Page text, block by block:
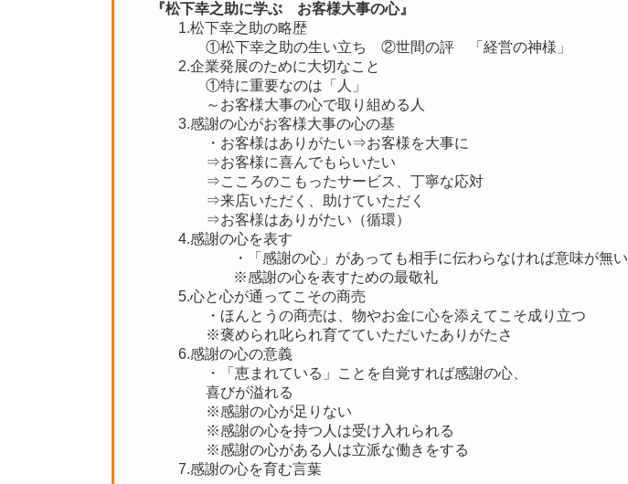
『松下幸之助に学ぶ お客様大事の心』
1.松下幸之助の略歴
①松下幸之助の生い立ち ②世間の評 「経営の神様」
2.企業発展のために大切なこと
①特に重要なのは「人」
～お客様大事の心で取り組める人
3.感謝の心がお客様大事の心の基
・お客様はありがたい⇒お客様を大事に
⇒お客様に喜んでもらいたい
⇒こころのこもったサービス、丁寧な応対
⇒来店いただく、助けていただく
⇒お客様はありがたい（循環）
4.感謝の心を表す
・「感謝の心」があっても相手に伝わらなければ意味が無い
※感謝の心を表すための最敬礼
5.心と心が通ってこその商売
・ほんとうの商売は、物やお金に心を添えてこそ成り立つ
※褒められ叱られ育てていただいたありがたさ
6.感謝の心の意義
・「恵まれている」ことを自覚すれば感謝の心、
喜びが溢れる
※感謝の心が足りない
※感謝の心を持つ人は受け入れられる
※感謝の心がある人は立派な働きをする
7.感謝の心を育む言葉